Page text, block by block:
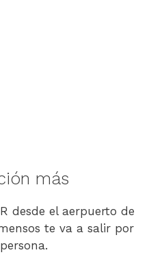
más
desde el aerpuerto de
te va a salir por